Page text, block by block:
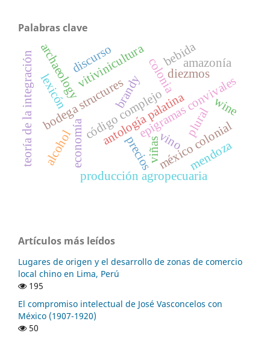
Palabras clave
epigramas convivales
antología palatina
vino
código complejo pluralwine
brandy
bodega structures
archaeology colonia
precios
economía
vitivinicultura diezmos
producción agropecuaria
méxico colonial
mendoza
viñas
discurso
lexicón
bebida
alcohol
teoría de la integración amazonía
Artículos más leídos
Lugares de origen y el desarrollo de zonas de comercio
local chino en Lima, Perú
195
El compromiso intelectual de José Vasconcelos con
México (1907-1920)
50